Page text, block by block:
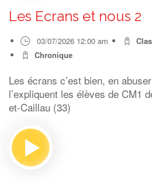
Les Ecrans et nous 2
03/07/2026 12:00 am
Chronique
Les écrans c’est bien, en
l’expliquent les élèves de CM1
et-Caillau (33)